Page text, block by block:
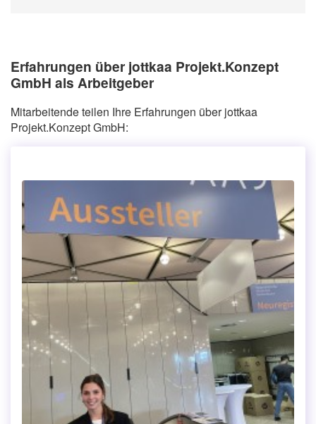
Erfahrungen über jottkaa Projekt.Konzept
GmbH als Arbeitgeber
Mitarbeitende teilen Ihre Erfahrungen über jottkaa
Projekt.Konzept GmbH: